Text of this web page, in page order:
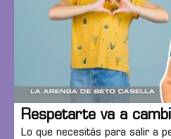
Respetarte va a
Lo que necesitás para salir a